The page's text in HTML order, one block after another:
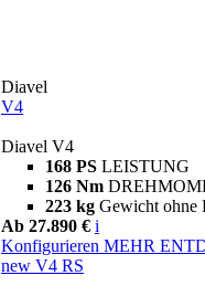
Diavel
V4
Diavel V4
168 PS LEISTUNG
126 Nm
223 kg Gewicht ohne
Ab 27.890 € i
Konfigurieren MEHR
new V4 RS